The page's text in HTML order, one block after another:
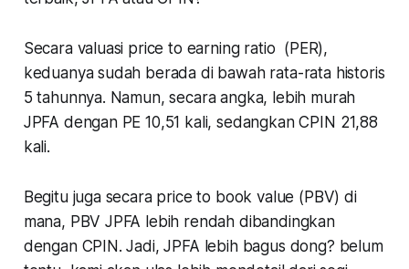
Secara valuasi price to earning ratio (PER),
keduanya sudah berada di bawah rata-rata historis
5 tahunnya. Namun, secara angka, lebih murah
JPFA dengan PE 10,51 kali, sedangkan CPIN 21,88
kali.
Begitu juga secara price to book value (PBV) di
mana, PBV JPFA lebih rendah dibandingkan
dengan CPIN. Jadi, JPFA lebih bagus dong? belum